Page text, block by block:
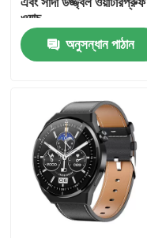
পণ্য
ভিডিও
ওয়াচ
অনুসন্ধান পাঠান